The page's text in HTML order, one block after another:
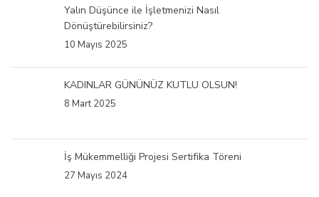
Yalın Düşünce ile İşletmenizi Nasıl
Dönüştürebilirsiniz?
10 Mayıs 2025
KADINLAR GÜNÜNÜZ KUTLU OLSUN!
8 Mart 2025
İş Mükemmelliği Projesi Sertifika Töreni
27 Mayıs 2024